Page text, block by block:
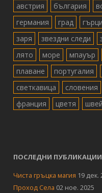
австрия българия
германия
град
заря
звездни следи
лято
море мпауър
плаване
португалия
светкавица
словения
франция
цветя
ПОСЛЕДНИ ПУБЛИКАЦИИ
Чиста гръцка магия 19 дек.
Проход Села 02 ное. 2025